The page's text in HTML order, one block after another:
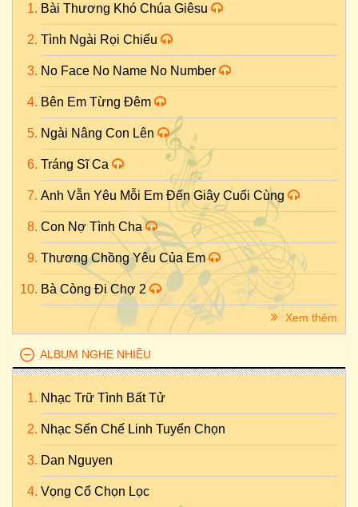
Bài Thương Khó Chúa Giêsu
Tình Ngài Rọi Chiếu
No Face No Name No Number
Bên Em Từng Đêm
Ngài Nâng Con Lên
Tráng Sĩ Ca
Anh Vẫn Yêu Mỗi Em Đến Giây Cuối Cùng
Con Nợ Tình Cha
Thương Chồng Yêu Của Em
Bà Còng Đi Chợ 2
Xem thêm
ALBUM NGHE NHIỀU
Nhạc Trữ Tình Bất Tử
Nhạc Sến Chế Linh Tuyển Chọn
Dan Nguyen
Vọng Cổ Chọn Lọc